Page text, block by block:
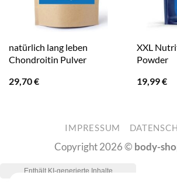
natürlich lang leben
Chondroitin Pulver
29,70€
XXL
Powder
19,99€
IMPRESSUM
Copyright 2026 © body-